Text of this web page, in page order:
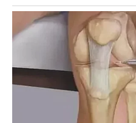
WN
WN
TANJUNG